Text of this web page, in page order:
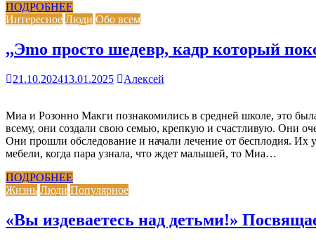
ПОДРОБНЕЕ
Интересное Люди Обо всем
,,Эmо просто шедевр, кадр который
21.10.202413.01.2025 Алексей
Миа и Розонно Макги познакомились в средней школе, это
всему, они создали свою семью, крепкую и счастливую. Они
Они прошли обследование и начали лечение от бесплодия. Их
мебели, когда пара узнала, что ждет малышей, то Миа…
ПОДРОБНЕЕ
Жизнь Люди Популярное
«Вы издеваетесь над детьми!»